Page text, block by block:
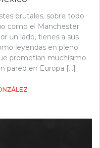
brutales, sobre todo
como el Manchester
un lado, tienes a sus
leyendas en pleno
prometían muchísimo
pared en Europa […]